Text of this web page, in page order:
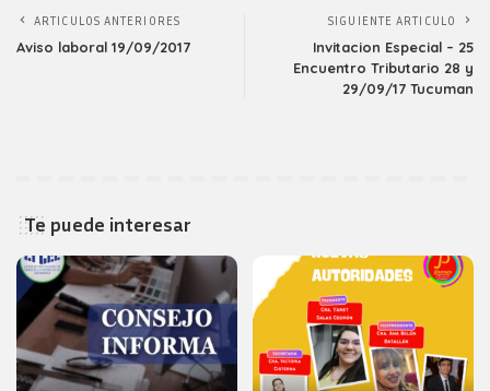
ARTICULOS ANTERIORES
Aviso laboral 19/09/2017
SIGUIENTE ARTICULO
Invitacion Especial – 25
Encuentro Tributario 28 y
29/09/17 Tucuman
Te puede interesar